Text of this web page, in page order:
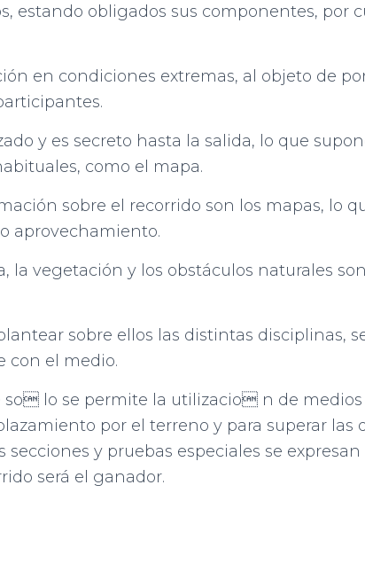
estando obligados sus componentes, por
en condiciones extremas, al objeto de
y es secreto hasta la salida, lo que
como el mapa.
sobre el recorrido son los mapas, lo
aprovechamiento.
vegetación y los obstáculos naturales
sobre ellos las distintas disciplinas,
con el medio.
lo se permite la utilizacio n de
por el terreno y para superar las
secciones y pruebas especiales se
será el ganador.